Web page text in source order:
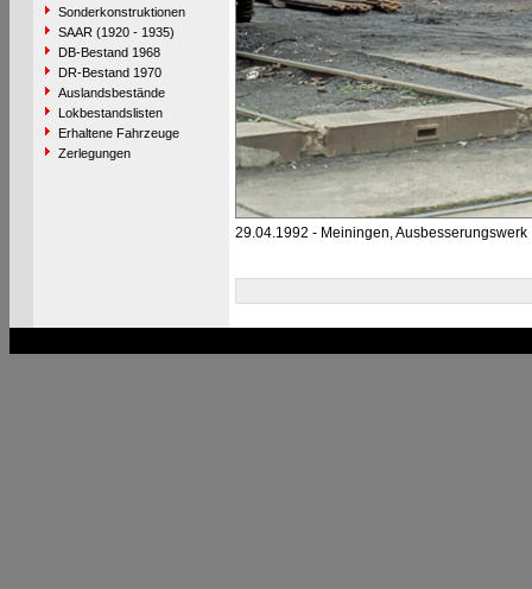
Sonderkonstruktionen
SAAR (1920 - 1935)
DB-Bestand 1968
DR-Bestand 1970
Auslandsbestände
Lokbestandslisten
Erhaltene Fahrzeuge
Zerlegungen
29.04.1992 - Meiningen, Ausbesserungswerk